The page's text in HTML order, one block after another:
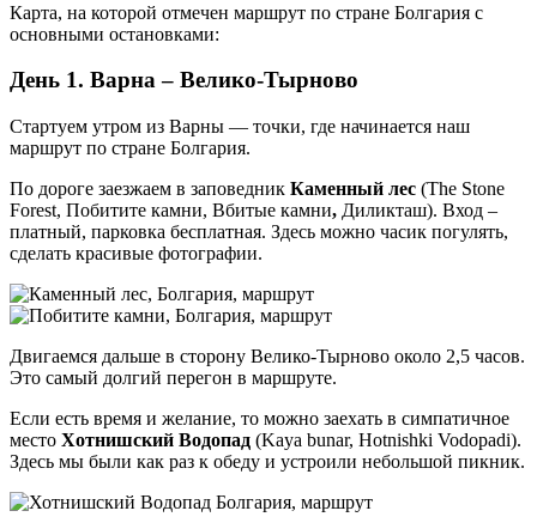
Карта, на которой отмечен маршрут по стране Болгария с
основными остановками:
День 1. Варна – Велико-Тырново
Стартуем утром из Варны — точки, где начинается наш
маршрут по стране Болгария.
По дороге заезжаем в заповедник Каменный лес (The Stone
Forest, Побитите камни, Вбитые камни, Диликташ). Вход –
платный, парковка бесплатная. Здесь можно часик погулять,
сделать красивые фотографии.
Двигаемся дальше в сторону Велико-Тырново около 2,5 часов.
Это самый долгий перегон в маршруте.
Если есть время и желание, то можно заехать в симпатичное
место Хотнишский Водопад (Kaya bunar, Hotnishki Vodopadi).
Здесь мы были как раз к обеду и устроили небольшой пикник.